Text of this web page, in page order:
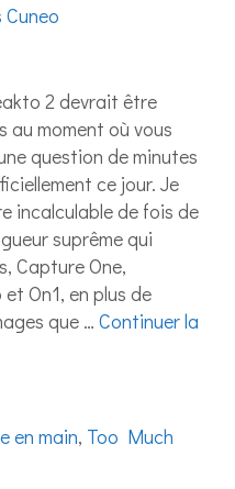
Cuneo
2 devrait être
au moment où vous
question de minutes
ce jour. Je
incalculable de fois de
suprême qui
Capture One,
On1, en plus de
que … Continuer la
en main, Too Much